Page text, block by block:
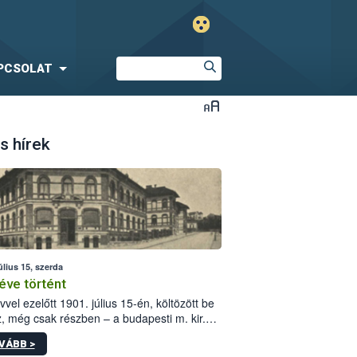
hírek
15, szerda
történt
ezelőtt 1901. július 15-én, költözött be
még csak részben – a budapesti m. kir.
állomás a Kis Rókus utca
alatti, Czigler Győző által tervezett új
>